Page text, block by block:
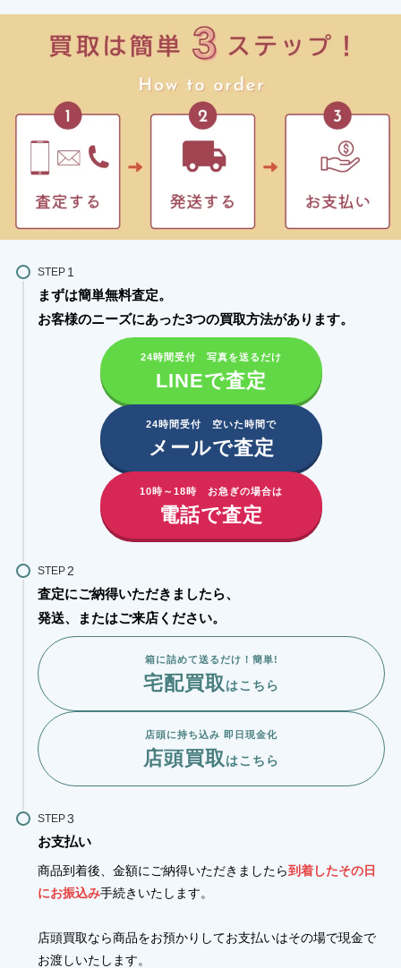
STEP
まずは簡単無料査定。
お客様のニーズにあった3つの買取方法があります。​
24時間受付 写真を送るだけ
LINEで査定
24時間受付 空いた時間で
メールで査定
10時～18時 お急ぎの場合は
電話で査定
STEP
査定にご納得いただきましたら、
発送、またはご来店ください。
箱に詰めて送るだけ！簡単!
宅配買取 はこちら
店頭に持ち込み 即日現金化
店頭買取 はこちら
STEP
お支払い
商品到着後、金額にご納得いただきましたら到着したその日
にお振込み手続きいたします。
店頭買取なら商品をお預かりしてお支払いはその場で現金で
お渡しいたします。